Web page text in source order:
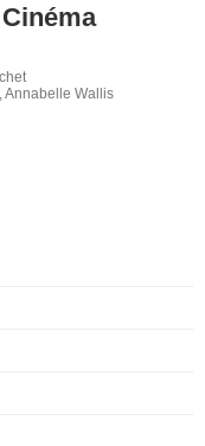
Annabelle Wallis